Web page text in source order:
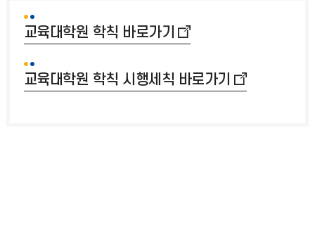
교육대학원 학칙 바로가기
교육대학원 학칙 시행세칙 바로가기